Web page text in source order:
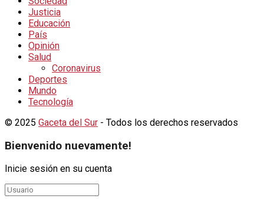
Justicia
Educación
País
Opinión
Salud
Coronavirus
Deportes
Mundo
Tecnología
© 2025 Gaceta del Sur - Todos los derechos reservados
Bienvenido nuevamente!
Inicie sesión en su cuenta